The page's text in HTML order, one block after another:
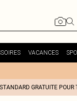
VACANCES
GRATUITE